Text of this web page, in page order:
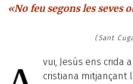
«No feu segons les seves
(Sant
vui, Jesús ens crida
cristiana mitjançant